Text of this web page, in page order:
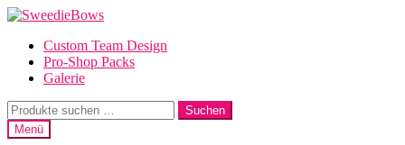
Zur
springen
Zum
springenCustom Team Design
Pro-Shop Packs
Galerie
Suche
nach:
Suchen
Menü